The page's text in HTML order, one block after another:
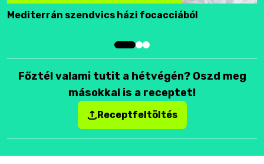
Mediterrán szendvics házi focacciából
Főztél valami tutit a hétvégén? Oszd meg
másokkal is a receptet!
Receptfeltöltés